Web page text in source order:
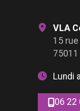
VLA
15
75011
Lundi
06 22